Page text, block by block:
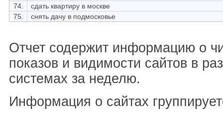
74.
сдать квартиру в москве
75.
снять дачу в подмосковье
Отчет содержит информацию о
показов и видимости сайтов в
системах за неделю.
Информация о сайтах